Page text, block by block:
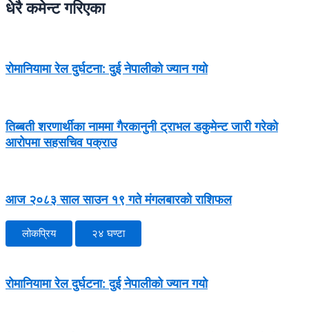
धेरै कमेन्ट गरिएका
रोमानियामा रेल दुर्घटना: दुई नेपालीको ज्यान गयो
तिब्बती शरणार्थीका नाममा गैरकानुनी ट्राभल डकुमेन्ट जारी गरेको
आरोपमा सहसचिव पक्राउ
आज २०८३ साल साउन १९ गते मंगलबारको राशिफल
लोकप्रिय २४ घण्टा
रोमानियामा रेल दुर्घटना: दुई नेपालीको ज्यान गयो